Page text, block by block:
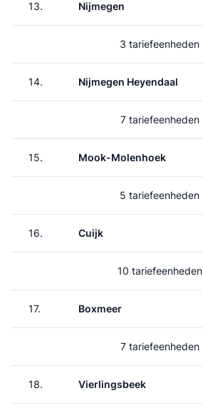
13. Nijmegen
3 tariefeenheden
14. Nijmegen Heyendaal
7 tariefeenheden
15. Mook-Molenhoek
5 tariefeenheden
16. Cuijk
10 tariefeenheden
17. Boxmeer
7 tariefeenheden
18. Vierlingsbeek